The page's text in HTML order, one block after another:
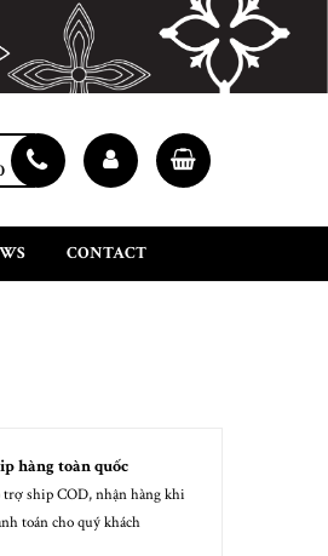
CONTACT
next
hàng toàn quốc
trợ ship COD, nhận hàng khi
toán cho quý khách